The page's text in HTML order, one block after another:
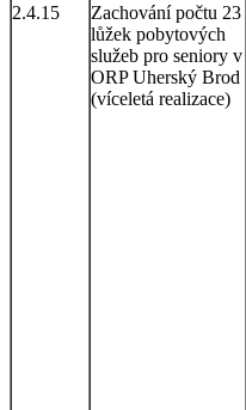
2.4.15
Zachování počtu 23
lůžek pobytových
služeb pro seniory v
ORP Uherský Brod
(víceletá realizace)